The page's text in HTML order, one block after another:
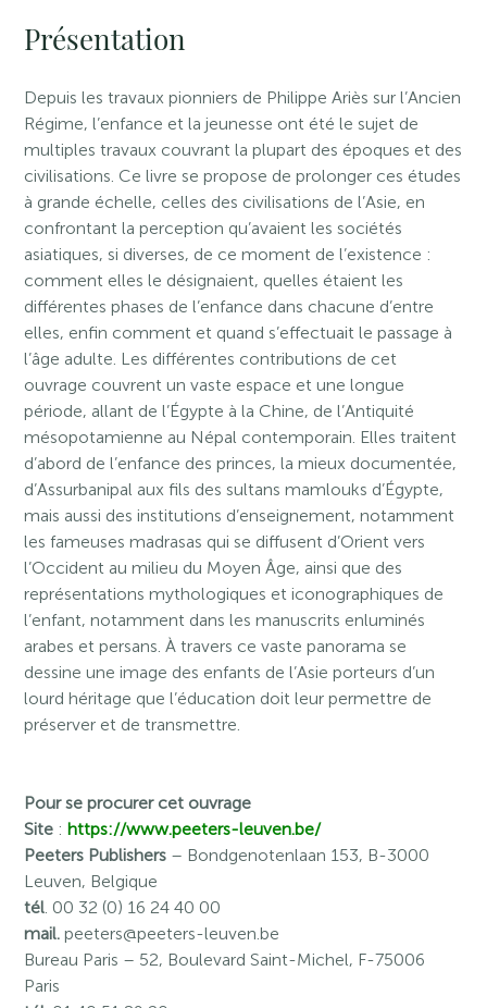
Présentation
Depuis les travaux pionniers de Philippe Ariès sur l’Ancien
Régime, l’enfance et la jeunesse ont été le sujet de
multiples travaux couvrant la plupart des époques et des
civilisations. Ce livre se propose de prolonger ces études
à grande échelle, celles des civilisations de l’Asie, en
confrontant la perception qu’avaient les sociétés
asiatiques, si diverses, de ce moment de l’existence :
comment elles le désignaient, quelles étaient les
différentes phases de l’enfance dans chacune d’entre
elles, enfin comment et quand s’effectuait le passage à
l’âge adulte. Les différentes contributions de cet
ouvrage couvrent un vaste espace et une longue
période, allant de l’Égypte à la Chine, de l’Antiquité
mésopotamienne au Népal contemporain. Elles traitent
d’abord de l’enfance des princes, la mieux documentée,
d’Assurbanipal aux fils des sultans mamlouks d’Égypte,
mais aussi des institutions d’enseignement, notamment
les fameuses madrasas qui se diffusent d’Orient vers
l’Occident au milieu du Moyen Âge, ainsi que des
représentations mythologiques et iconographiques de
l’enfant, notamment dans les manuscrits enluminés
arabes et persans. À travers ce vaste panorama se
dessine une image des enfants de l’Asie porteurs d’un
lourd héritage que l’éducation doit leur permettre de
préserver et de transmettre.
Pour se procurer cet ouvrage
Site :https://www.peeters-leuven.be/
Peeters Publishers – Bondgenotenlaan 153, B-3000
Leuven, Belgique
tél. 00 32 (0) 16 24 40 00
mail. peeters@peeters-leuven.be
Bureau Paris – 52, Boulevard Saint-Michel, F-75006
Paris